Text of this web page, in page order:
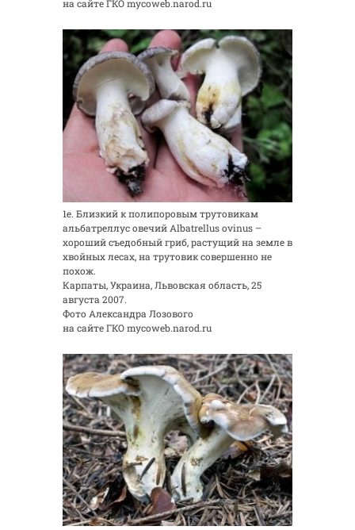
на сайте ГКО mycoweb.narod.ru
1е. Близкий к полипоровым трутовикам
альбатреллус овечий Albatrellus ovinus –
хороший съедобный гриб, растущий на земле в
хвойных лесах, на трутовик совершенно не
похож.
Карпаты, Украина, Львовская область, 25
августа 2007.
Фото Александра Лозового
на сайте ГКО mycoweb.narod.ru